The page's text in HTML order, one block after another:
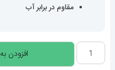
مقاوم در برابر آب
ساعت
مچی
افزودن